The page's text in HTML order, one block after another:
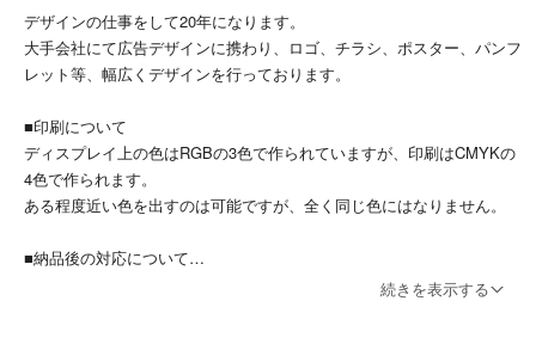
所で保管されることが望ましいです。
■印刷について
で作られます。
ある程度近い色を出すのは可能ですが、全く同じ色にはなりませんのでご
容赦お願い致します。
デザインの仕事をして20年になります。
大手会社にて広告デザインに携わり、ロゴ、チラシ、ポスター、パンフ
レット等、幅広くデザインを行っております。
■印刷について
ディスプレイ上の色はRGBの3色で作られていますが、印刷はCMYKの
4色で作られます。
ある程度近い色を出すのは可能ですが、全く同じ色にはなりません。
■納品後の対応について
●商品がオーダーメイドである特性上、返品や返金の対応はいたしかね
続きを表示する